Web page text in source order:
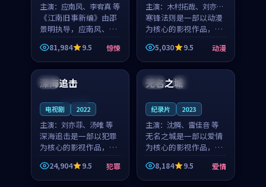
主演： 应南风、李宥真 等
《江南旧事新编》由邵
景明执导，应南风、李
宥真领衔主演，是一部
2018年上映的日本惊悚
综艺。影片以邻里温情
遇到告别都浸着真实
81,984 9.5 惊悚
主演： 木村拓哉、刘亦菲
等
寒锋法则是一部以动漫
为核心的影视作品，围
绕危机、反转与人物成
长展开，整体节奏紧
凑，值得推荐观看。
5,030 9.5 动漫
韩国
深海追击
电视剧 2022
主演： 刘亦菲、汤唯 等
深海追击是一部以犯罪
为核心的影视作品，围
绕危机、反转与人物成
长展开，整体节奏紧
凑，值得推荐观看。
24,904 9.5 犯罪
美国 高分
无名之城
纪录片 2023
主演： 沈腾、雷佳音 等
无名之城是一部以爱情
为核心的影视作品，围
绕危机、反转与人物成
长展开，整体节奏紧
凑，值得推荐观看。
8,184 9.5 爱情